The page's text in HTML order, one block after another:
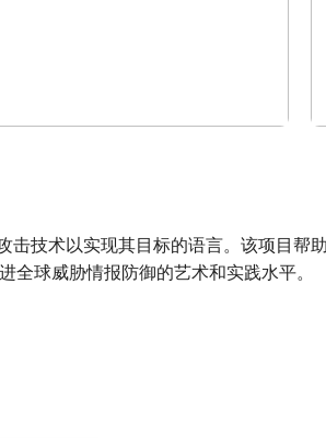
击技术以实现其目标的语言。该项目
全球威胁情报防御的艺术和实践水平。